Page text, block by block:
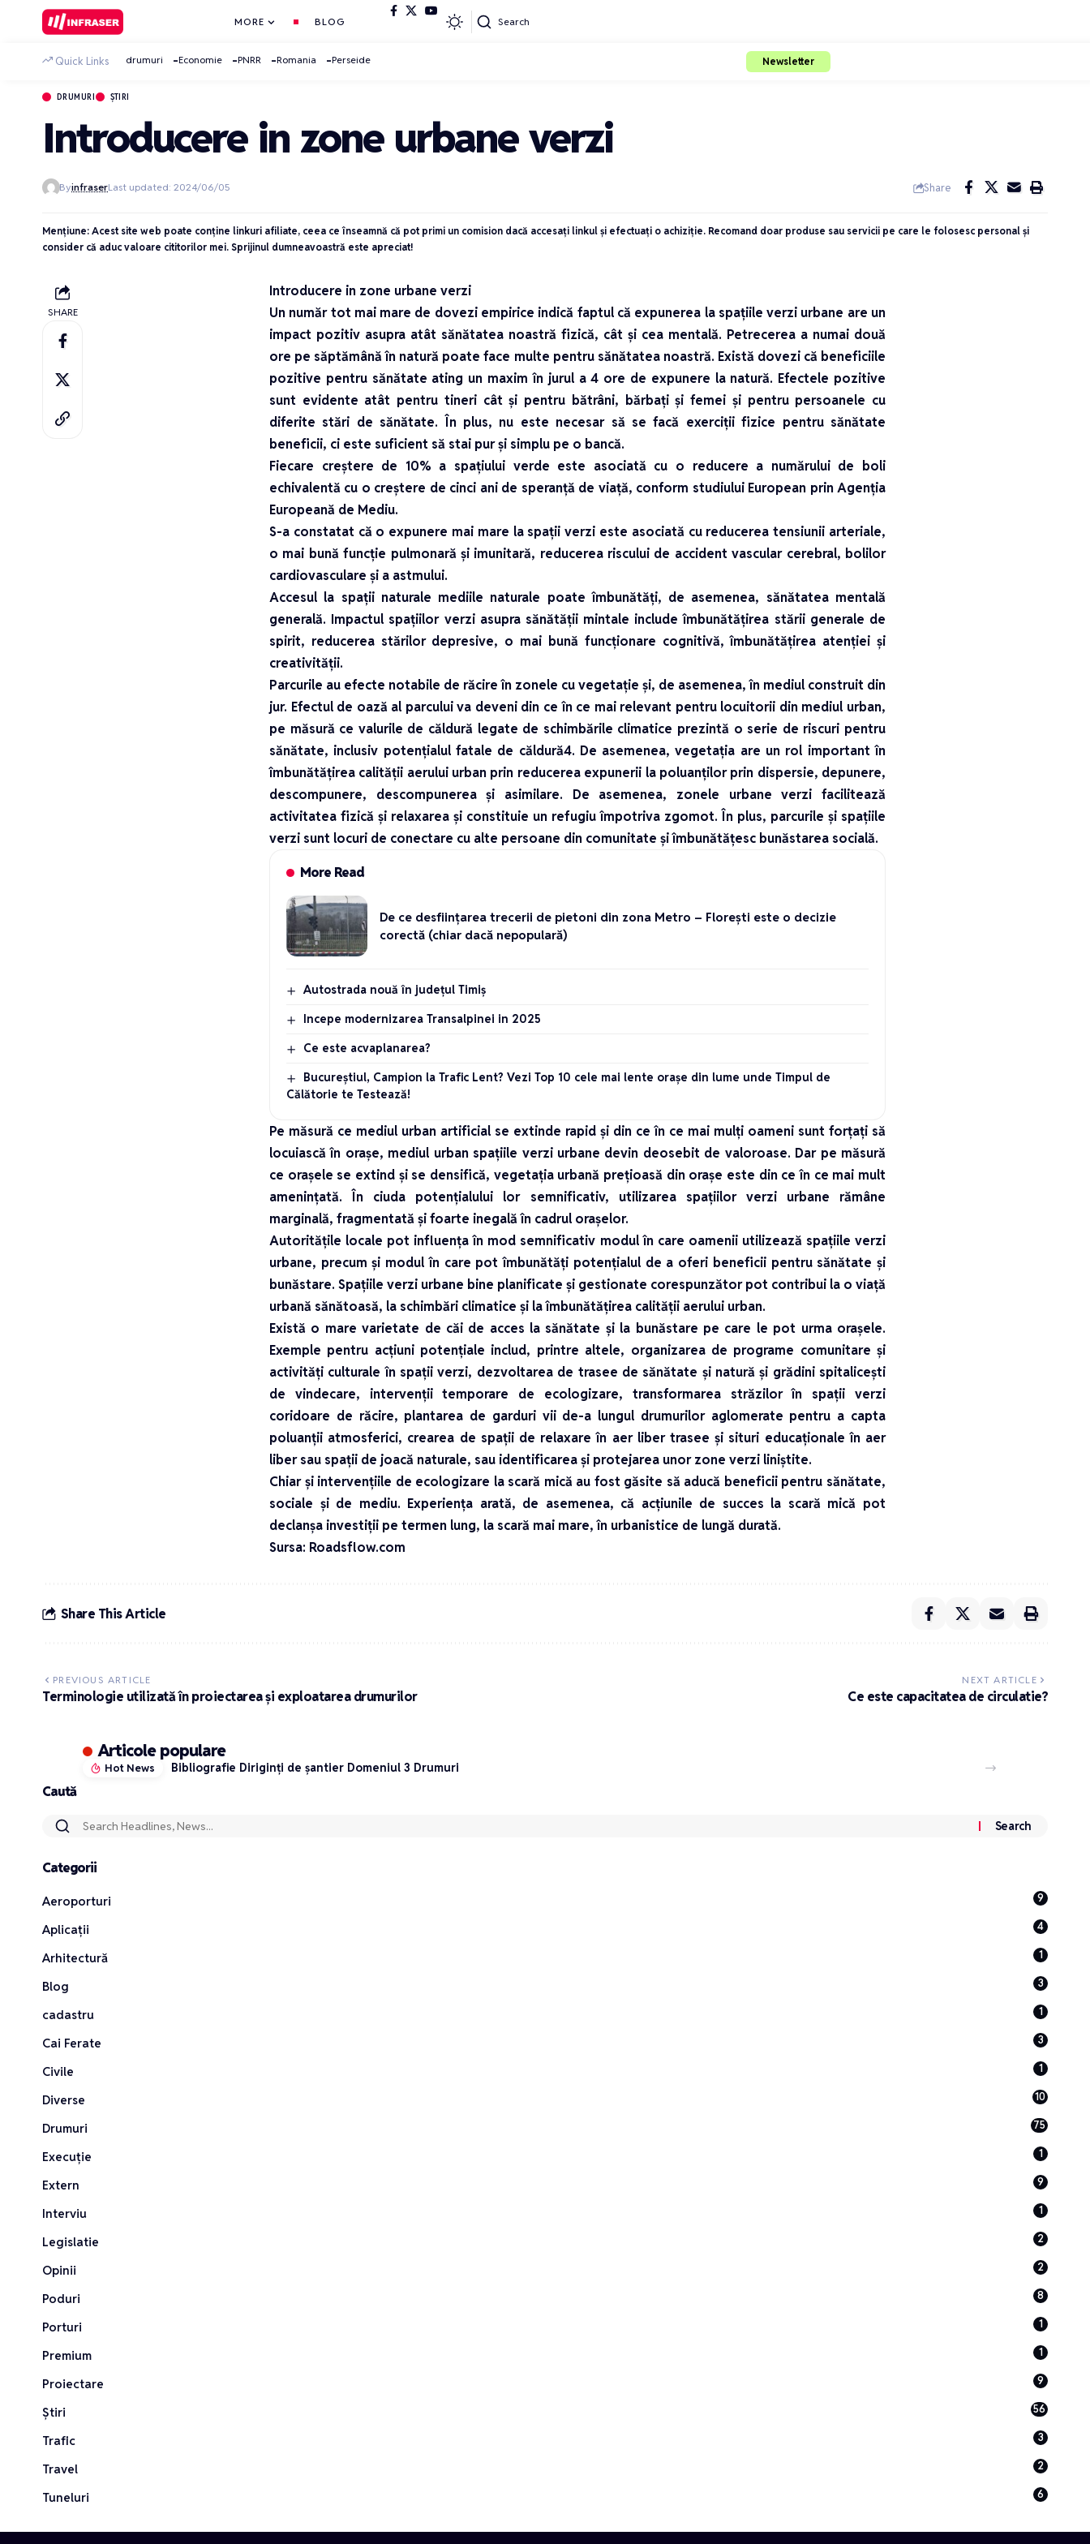
MORE BLOG Search
Quick Links drumuri Economie PNRR Romania Perseide Newsletter
DRUMURI ȘTIRI
Introducere in zone urbane verzi
ByinfraserLast updated: 2024/06/05 Share
Mențiune: Acest site web poate conține linkuri afiliate, ceea ce înseamnă că pot primi un comision dacă accesați linkul și efectuați o achiziție. Recomand doar produse sau servicii pe care le folosesc personal și
consider că aduc valoare cititorilor mei. Sprijinul dumneavoastră este apreciat!
SHARE
Introducere in zone urbane verzi
Un număr tot mai mare de dovezi empirice indică faptul că expunerea la spațiile verzi urbane are un
impact pozitiv asupra atât sănătatea noastră fizică, cât și cea mentală. Petrecerea a numai două
ore pe săptămână în natură poate face multe pentru sănătatea noastră. Există dovezi că beneficiile
pozitive pentru sănătate ating un maxim în jurul a 4 ore de expunere la natură. Efectele pozitive
sunt evidente atât pentru tineri cât și pentru bătrâni, bărbați și femei și pentru persoanele cu
diferite stări de sănătate. În plus, nu este necesar să se facă exerciții fizice pentru sănătate
beneficii, ci este suficient să stai pur și simplu pe o bancă.
Fiecare creștere de 10% a spațiului verde este asociată cu o reducere a numărului de boli
echivalentă cu o creștere de cinci ani de speranță de viață, conform studiului European prin Agenția
Europeană de Mediu.
S-a constatat că o expunere mai mare la spații verzi este asociată cu reducerea tensiunii arteriale,
o mai bună funcție pulmonară și imunitară, reducerea riscului de accident vascular cerebral, bolilor
cardiovasculare și a astmului.
Accesul la spații naturale mediile naturale poate îmbunătăți, de asemenea, sănătatea mentală
generală. Impactul spațiilor verzi asupra sănătății mintale include îmbunătățirea stării generale de
spirit, reducerea stărilor depresive, o mai bună funcționare cognitivă, îmbunătățirea atenției și
creativității.
Parcurile au efecte notabile de răcire în zonele cu vegetație și, de asemenea, în mediul construit din
jur. Efectul de oază al parcului va deveni din ce în ce mai relevant pentru locuitorii din mediul urban,
pe măsură ce valurile de căldură legate de schimbările climatice prezintă o serie de riscuri pentru
sănătate, inclusiv potențialul fatale de căldură4. De asemenea, vegetația are un rol important în
îmbunătățirea calității aerului urban prin reducerea expunerii la poluanților prin dispersie, depunere,
descompunere, descompunerea și asimilare. De asemenea, zonele urbane verzi facilitează
activitatea fizică și relaxarea și constituie un refugiu împotriva zgomot. În plus, parcurile și spațiile
verzi sunt locuri de conectare cu alte persoane din comunitate și îmbunătățesc bunăstarea socială.
More Read
De ce desființarea trecerii de pietoni din zona Metro – Florești este o decizie
corectă (chiar dacă nepopulară)
Autostrada nouă în județul Timiș
Incepe modernizarea Transalpinei in 2025
Ce este acvaplanarea?
Bucureștiul, Campion la Trafic Lent? Vezi Top 10 cele mai lente orașe din lume unde Timpul de
Călătorie te Testează!
Pe măsură ce mediul urban artificial se extinde rapid și din ce în ce mai mulți oameni sunt forțați să
locuiască în orașe, mediul urban spațiile verzi urbane devin deosebit de valoroase. Dar pe măsură
ce orașele se extind și se densifică, vegetația urbană prețioasă din orașe este din ce în ce mai mult
amenințată. În ciuda potențialului lor semnificativ, utilizarea spațiilor verzi urbane rămâne
marginală, fragmentată și foarte inegală în cadrul orașelor.
Autoritățile locale pot influența în mod semnificativ modul în care oamenii utilizează spațiile verzi
urbane, precum și modul în care pot îmbunătăți potențialul de a oferi beneficii pentru sănătate și
bunăstare. Spațiile verzi urbane bine planificate și gestionate corespunzător pot contribui la o viață
urbană sănătoasă, la schimbări climatice și la îmbunătățirea calității aerului urban.
Există o mare varietate de căi de acces la sănătate și la bunăstare pe care le pot urma orașele.
Exemple pentru acțiuni potențiale includ, printre altele, organizarea de programe comunitare și
activități culturale în spații verzi, dezvoltarea de trasee de sănătate și natură și grădini spitalicești
de vindecare, intervenții temporare de ecologizare, transformarea străzilor în spații verzi
coridoare de răcire, plantarea de garduri vii de-a lungul drumurilor aglomerate pentru a capta
poluanții atmosferici, crearea de spații de relaxare în aer liber trasee și situri educaționale în aer
liber sau spații de joacă naturale, sau identificarea și protejarea unor zone verzi liniștite.
Chiar și intervențiile de ecologizare la scară mică au fost găsite să aducă beneficii pentru sănătate,
sociale și de mediu. Experiența arată, de asemenea, că acțiunile de succes la scară mică pot
declanșa investiții pe termen lung, la scară mai mare, în urbanistice de lungă durată.
Sursa: Roadsflow.com
Share This Article
PREVIOUS ARTICLE
Terminologie utilizată în proiectarea şi exploatarea drumurilor
NEXT ARTICLE
Ce este capacitatea de circulatie?
Articole populare
Hot News Bibliografie Diriginți de șantier Domeniul 3 Drumuri
Caută
Categorii
Aeroporturi 9
Aplicații 4
Arhitectură 1
Blog 3
cadastru 1
Cai Ferate 3
Civile 1
Diverse 10
Drumuri 75
Execuție 1
Extern 9
Interviu 1
Legislatie 2
Opinii 2
Poduri 8
Porturi 1
Premium 1
Proiectare 9
Știri 56
Trafic 3
Travel 2
Tuneluri 6